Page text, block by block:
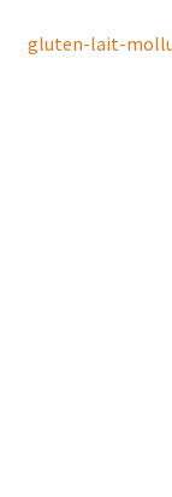
gluten-lait-